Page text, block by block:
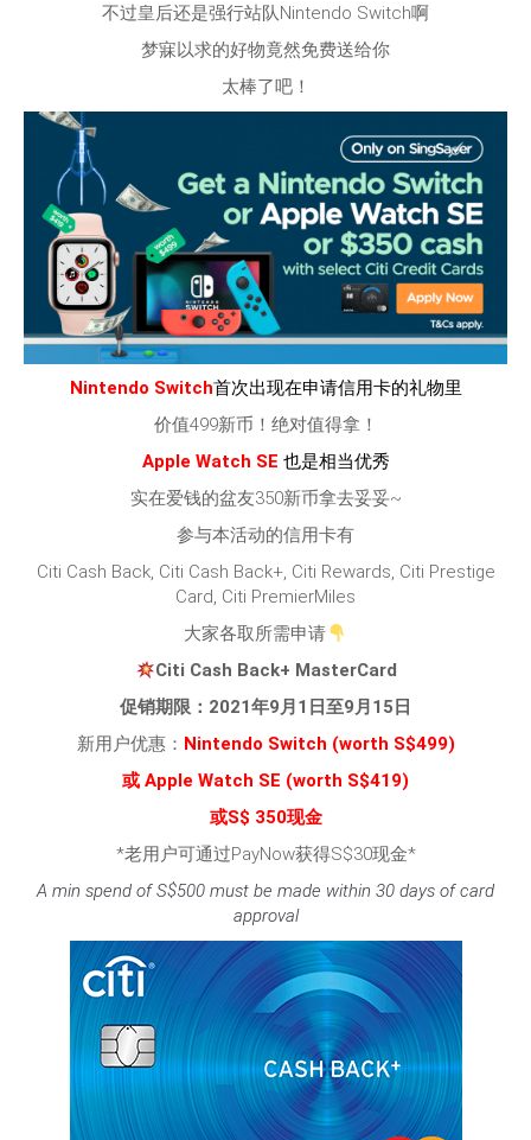
不过皇后还是强行站队Nintendo Switch啊
梦寐以求的好物竟然免费送给你
太棒了吧！
Nintendo Switch首次出现在申请信用卡的礼物里
价值499新币！绝对值得拿！
Apple Watch SE 也是相当优秀
实在爱钱的盆友350新币拿去妥妥~
参与本活动的信用卡有
Citi Cash Back, Citi Cash Back+, Citi Rewards, Citi Prestige
Card, Citi PremierMiles
大家各取所需申请
Citi Cash Back+ MasterCard
促销期限：2021年9月1日至9月15日
新用户优惠： Nintendo Switch (worth S$499)
或 Apple Watch SE (worth S$419)
或S$ 350现金
*老用户可通过PayNow获得S$30现金*
A min spend of S$500 must be made within 30 days of card
approval